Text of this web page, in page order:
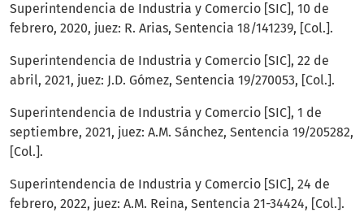
Superintendencia de Industria y Comercio [SIC], 10 de
febrero, 2020, juez: R. Arias, Sentencia 18/141239, [Col.].
Superintendencia de Industria y Comercio [SIC], 22 de
abril, 2021, juez: J.D. Gómez, Sentencia 19/270053, [Col.].
Superintendencia de Industria y Comercio [SIC], 1 de
septiembre, 2021, juez: A.M. Sánchez, Sentencia 19/205282,
[Col.].
Superintendencia de Industria y Comercio [SIC], 24 de
febrero, 2022, juez: A.M. Reina, Sentencia 21-34424, [Col.].